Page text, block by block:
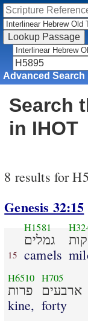
Advanced Search
Search
in IHOT
8 results for
Genesis 32:15
15
H1581
גמלים
camels
H6510
פרות
kine,
H705
ארבעים
forty